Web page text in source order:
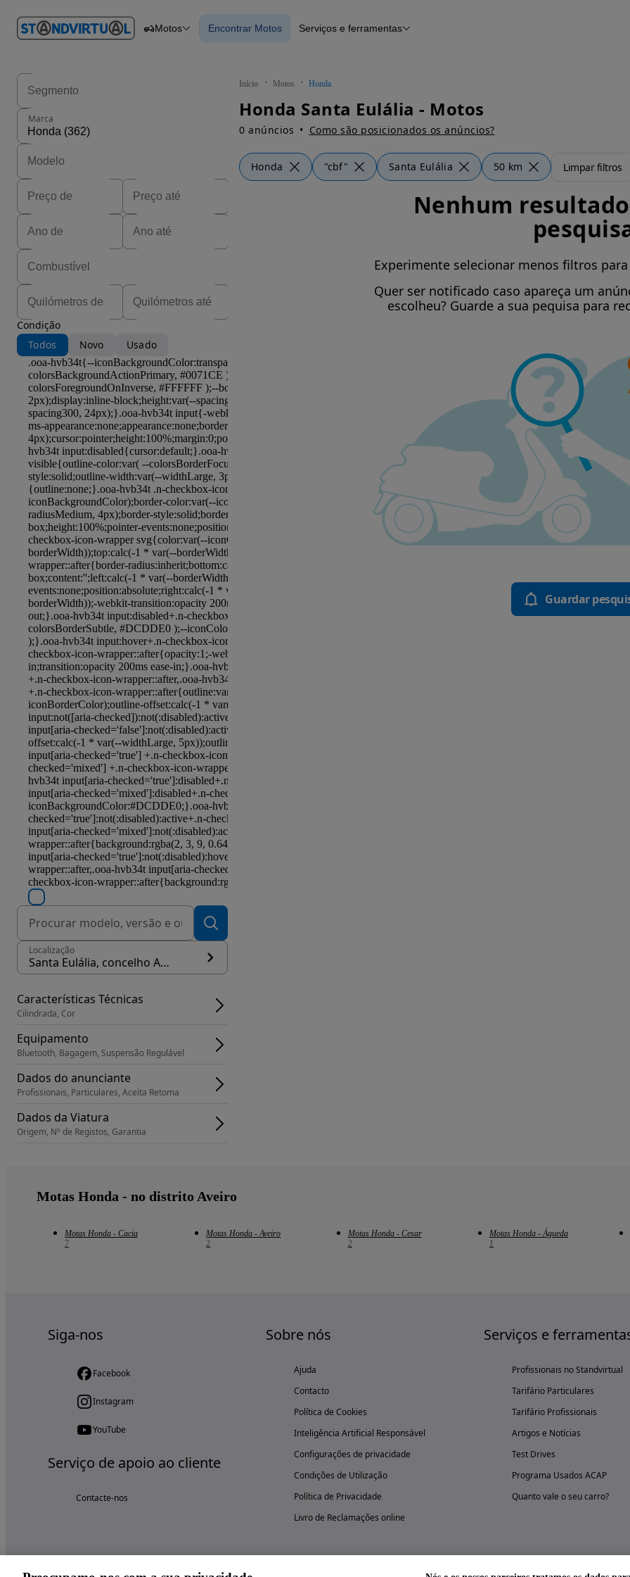
em
Carros Carros
Motos Encontrar Motos Serviços e ferramentas
Início Motos Honda
Honda Santa Eulália - Motos
0 anúncios Como são posicionados os anúncios?
Honda "cbf" Santa Eulália 50 km Limpar filtros
Marca
Condição
Todos
Novo Usado
Localização
Santa Eulália, concelho Arouca
Características Técnicas
Cilindrada, Cor
Equipamento
Bluetooth, Bagagem, Suspensão Regulável
Dados do anunciante
Profissionais, Particulares, Aceita Retoma
Dados da Viatura
Origem, Nº de Registos, Garantia
Nenhum
Experimente selecionar menos filtros
Quer ser notificado caso apareça um
escolheu? Guarde a sua pequisa para
Guardar
Motas Honda - no distrito Aveiro
Motas Honda - Cacia
7
Motas Honda - Aveiro
2
Motas Honda - Cesar
2
Motas Honda - Águeda
1
Siga-nos
Facebook
Instagram
YouTube
Serviço de apoio ao cliente
Contacte-nos
Sobre nós
Ajuda
Contacto
Política de Cookies
Inteligência Artificial Responsável
Configurações de privacidade
Condições de Utilização
Política de Privacidade
Livro de Reclamações online
Serviços e
Profissionais no Standvirtual
Tarifário Particulares
Tarifário Profissionais
Artigos e Notícias
Test Drives
Programa Usados ACAP
Quanto vale o seu carro?